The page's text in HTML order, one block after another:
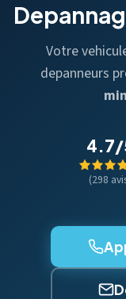
Votre
depanneurs
4.7/
(298